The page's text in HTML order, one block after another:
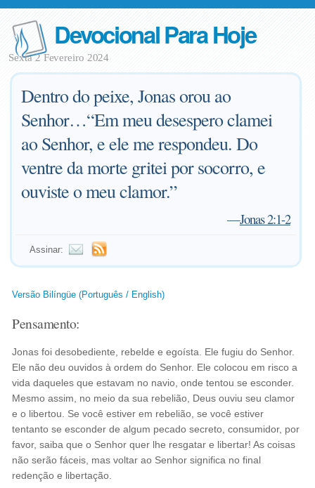
Devocional Para Hoje
Sexta 2 Fevereiro 2024
Dentro do peixe, Jonas orou ao
Senhor…“Em meu desespero clamei
ao Senhor, e ele me respondeu. Do
ventre da morte gritei por socorro, e
ouviste o meu clamor.”
—Jonas 2:1-2
Assinar:
Versão Bilíngüe (Português / English)
Pensamento:
Jonas foi desobediente, rebelde e egoísta. Ele fugiu do Senhor.
Ele não deu ouvidos à ordem do Senhor. Ele colocou em risco a
vida daqueles que estavam no navio, onde tentou se esconder.
Mesmo assim, no meio da sua rebelião, Deus ouviu seu clamor
e o libertou. Se você estiver em rebelião, se você estiver
tentanto se esconder de algum pecado secreto, consumidor, por
favor, saiba que o Senhor quer lhe resgatar e libertar! As coisas
não serão fáceis, mas voltar ao Senhor significa no final
redenção e libertação.